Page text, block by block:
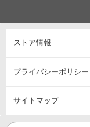
ストア情報
プライバシーポリシー
サイトマップ